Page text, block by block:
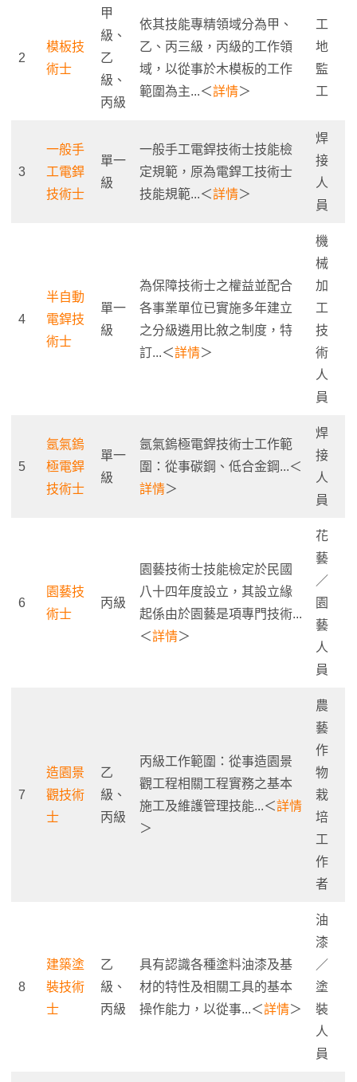
2
模板技
術士
甲
級、
乙
級、
丙級
依其技能專精領域分為甲、
乙、丙三級，丙級的工作領
域，以從事於木模板的工作
範圍為主...＜詳情＞
工
地
監
工
3
一般手
工電銲
技術士
單一
級
一般手工電銲技術士技能檢
定規範，原為電銲工技術士
技能規範...＜詳情＞
焊
接
人
員
4
半自動
電銲技
術士
單一
級
為保障技術士之權益並配合
各事業單位已實施多年建立
之分級遴用比敘之制度，特
訂...＜詳情＞
機
械
加
工
技
術
人
員
5
氬氣鎢
極電銲
技術士
單一
級
氬氣鎢極電銲技術士工作範
圍：從事碳鋼、低合金鋼...＜
詳情＞
焊
接
人
員
6
園藝技
術士
丙級
園藝技術士技能檢定於民國
八十四年度設立，其設立緣
起係由於園藝是項專門技術...
＜詳情＞
花
藝
／
園
藝
人
員
7
造園景
觀技術
士
乙
級、
丙級
丙級工作範圍：從事造園景
觀工程相關工程實務之基本
施工及維護管理技能...＜詳情
＞
農
藝
作
物
栽
培
工
作
者
8
建築塗
裝技術
士
乙
級、
丙級
具有認識各種塗料油漆及基
材的特性及相關工具的基本
操作能力，以從事...＜詳情＞
油
漆
／
塗
裝
人
員